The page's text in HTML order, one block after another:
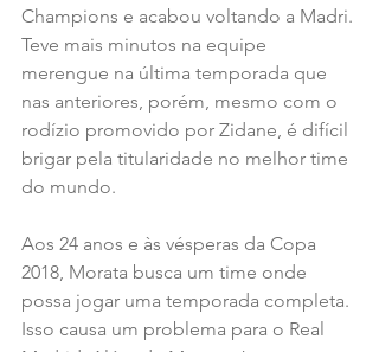
Champions e acabou voltando a Madri.
Teve mais minutos na equipe
merengue na última temporada que
nas anteriores, porém, mesmo com o
rodízio promovido por Zidane, é difícil
brigar pela titularidade no melhor time
do mundo.
Aos 24 anos e às vésperas da Copa
2018, Morata busca um time onde
possa jogar uma temporada completa.
Isso causa um problema para o Real